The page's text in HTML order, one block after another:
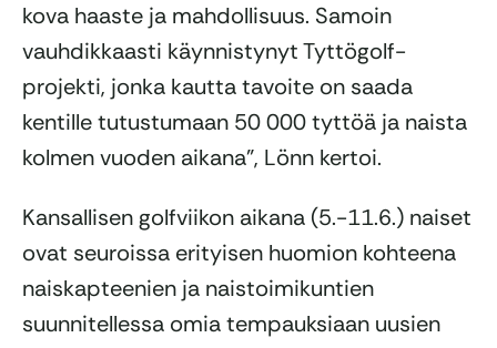
kova haaste ja mahdollisuus. Samoin
vauhdikkaasti käynnistynyt Tyttögolf-
projekti, jonka kautta tavoite on saada
kentille tutustumaan 50 000 tyttöä ja naista
kolmen vuoden aikana”, Lönn kertoi.
Kansallisen golfviikon aikana (5.-11.6.) naiset
ovat seuroissa erityisen huomion kohteena
naiskapteenien ja naistoimikuntien
suunnitellessa omia tempauksiaan uusien